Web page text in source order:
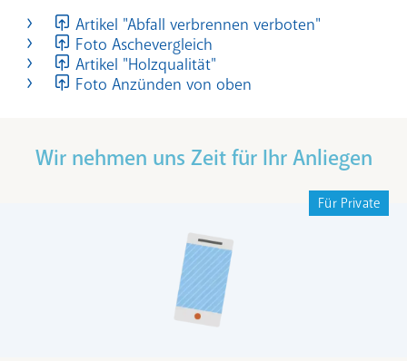
Artikel "Abfall verbrennen verboten"
Foto Aschevergleich
Artikel "Holzqualität"
Foto Anzünden von oben
Wir nehmen uns Zeit für Ihr Anliegen
Für Private